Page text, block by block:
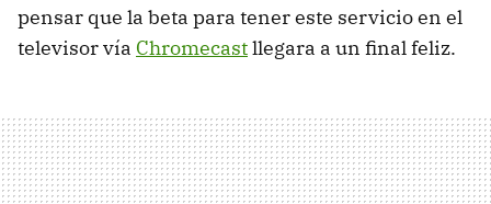
pensar que la beta para tener este servicio en el
televisor vía Chromecastllegara a un final feliz.